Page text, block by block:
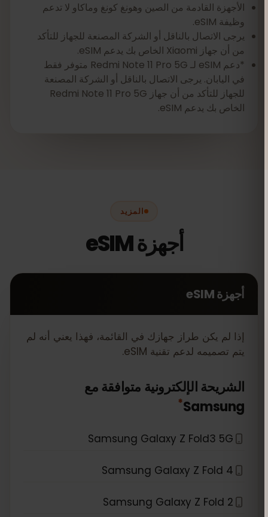
الأجهزة القادمة من الصين وهونغ كونغ وماكاو لا تدعم
وظيفة eSIM.
يرجى الاتصال بالناقل أو الشركة المصنعة للجهاز للتأكد
من أن جهاز Xiaomi الخاص بك يدعم eSIM.
*دعم eSIM لـ Redmi Note 11 Pro 5G متوفر فقط
في اليابان. يرجى الاتصال بالناقل أو الشركة المصنعة
للجهاز للتأكد من أن جهاز Redmi Note 11 Pro 5G
الخاص بك يدعم eSIM.
المزيد
أجهزة eSIM
أجهزة eSIM
إذا لم يكن طراز جهازك في القائمة، فهذا يعني أنه لم
يتم تصميمه لدعم تقنية eSIM.
الشريحة الإلكترونية متوافقة مع
Samsung
*
Samsung Galaxy Z Fold3 5G
Samsung Galaxy Z Fold 4
Samsung Galaxy Z Fold 2